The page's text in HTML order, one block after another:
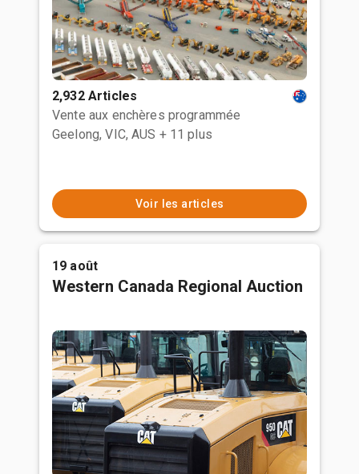
2,932 Articles
Vente aux enchères programmée
Geelong, VIC, AUS + 11 plus
Voir les articles
19 août
Western Canada Regional Auction